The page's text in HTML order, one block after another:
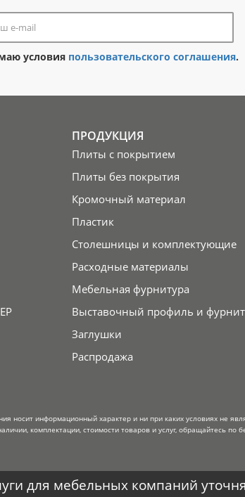
условия пользовательского соглашения.
ПРОДУКЦИЯ
Плиты с покрытием
Плиты без покрытия
Кромочный материал
Пластик
Столешницы и комплектующие
Расходные материалы
Мебельная фурнитура
Выставочный профиль и
Заглушки
Распродажа
носит информационный характер и ни при каких условиях не
комплектации, стоимости товаров и услуг, обращайтесь по
для мебельных компаний